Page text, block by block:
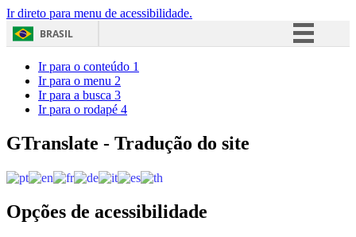
Ir direto para menu de acessibilidade.
BRASIL
Acesso à informação
Ir para o conteúdo 1
Ir para o menu 2
Ir para a busca 3
Ir para o rodapé 4
GTranslate - Tradução do site
Opções de acessibilidade